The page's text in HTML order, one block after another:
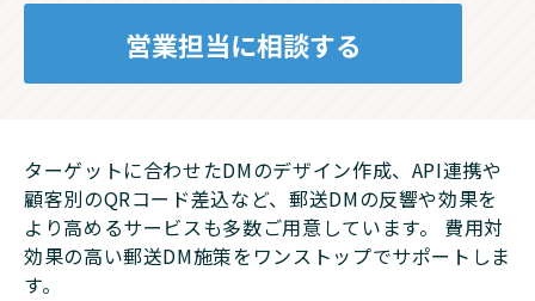
営業担当に相談する
ターゲットに合わせたDMのデザイン作成、API連携や
顧客別のQRコード差込など、郵送DMの反響や効果を
より高めるサービスも多数ご用意しています。 費用対
効果の高い郵送DM施策をワンストップでサポートしま
す。